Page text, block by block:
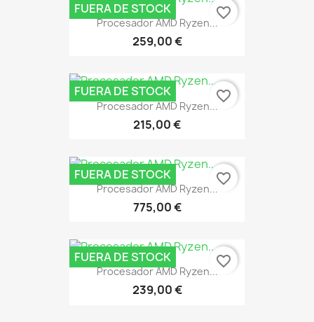
Procesador AMD Ryzen...
259,00 €
FUERA DE STOCK favorite_border
Procesador AMD Ryzen...
215,00 €
FUERA DE STOCK favorite_border
Procesador AMD Ryzen...
775,00 €
FUERA DE STOCK favorite_border
Procesador AMD Ryzen...
239,00 €
FUERA DE STOCK favorite_border